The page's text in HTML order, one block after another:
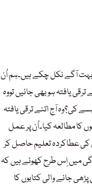
بہت آگے نکل چکے ہیں۔ہم اُن
یافتہ ہوبھی جائیں تووہ
کی؟وہ آج اتنے ترقی یافتہ
مطالعہ کیا۔اُن پر عمل
کی عطاکردہ تعلیم حاصل کر
میں اِس طرح کھوئے ہیں کہ
جانے والی کتابوں کا